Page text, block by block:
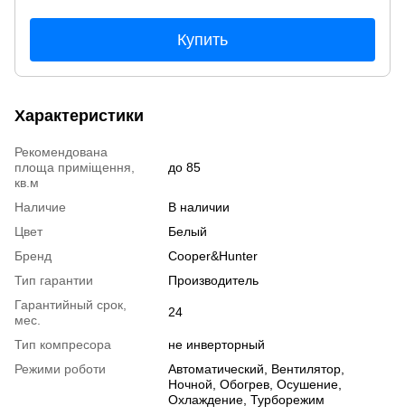
Купить
Характеристики
Рекомендована
площа приміщення,
кв.м
до 85
Наличие
В наличии
Цвет
Белый
Бренд
Cooper&Hunter
Тип гарантии
Производитель
Гарантийный срок,
мес.
24
Тип компресора
не инверторный
Режими роботи
Автоматический, Вентилятор,
Ночной, Обогрев, Осушение,
Охлаждение, Турборежим